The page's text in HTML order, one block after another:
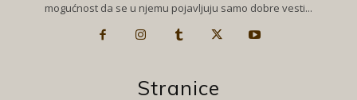
mogućnost da se u njemu pojavljuju samo dobre vesti...
Stranice